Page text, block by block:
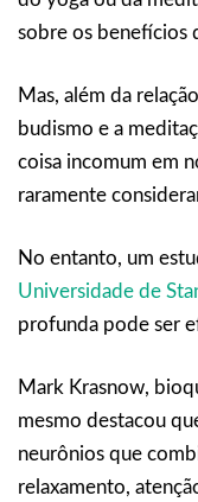
sobre os benefícios
Mas, além da
budismo e a
coisa incomum em
raramente
No entanto, um
Universidade de
profunda pode ser
Mark Krasnow,
mesmo destacou
neurônios que
relaxamento,